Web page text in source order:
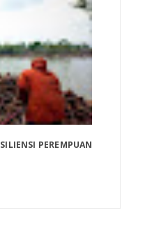
PEREMPUAN